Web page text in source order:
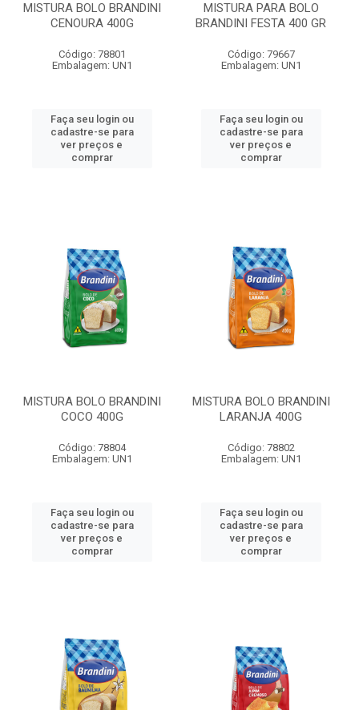
MISTURA BOLO BRANDINI
CENOURA 400G
Código: 78801
Embalagem: UN1
Faça seu login ou
cadastre-se para
ver preços e
comprar
MISTURA PARA BOLO
BRANDINI FESTA 400 GR
Código: 79667
Embalagem: UN1
Faça seu login ou
cadastre-se para
ver preços e
comprar
MISTURA BOLO BRANDINI
COCO 400G
Código: 78804
Embalagem: UN1
Faça seu login ou
cadastre-se para
ver preços e
comprar
MISTURA BOLO BRANDINI
LARANJA 400G
Código: 78802
Embalagem: UN1
Faça seu login ou
cadastre-se para
ver preços e
comprar